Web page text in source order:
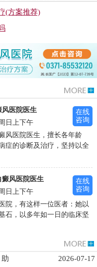
(方案推荐)
医院医生
日上下午
在线
咨询
风医院医生，擅长各年龄
症的诊断及治疗，坚持以全
风医院医生
日上下午
在线
咨询
院，有这样一位医者：她以
石，以多年如一日的临床坚
2026-07-17